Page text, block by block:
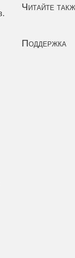
Читайте
Поддержка